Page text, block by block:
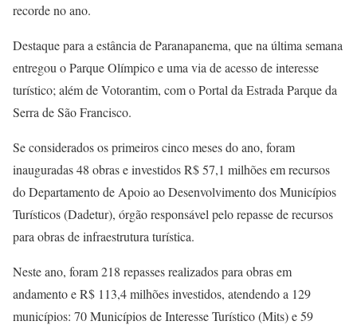
recorde no ano.
Destaque para a estância de Paranapanema, que na última semana
entregou o Parque Olímpico e uma via de acesso de interesse
turístico; além de Votorantim, com o Portal da Estrada Parque da
Serra de São Francisco.
Se considerados os primeiros cinco meses do ano, foram
inauguradas 48 obras e investidos R$ 57,1 milhões em recursos
do Departamento de Apoio ao Desenvolvimento dos Municípios
Turísticos (Dadetur), órgão responsável pelo repasse de recursos
para obras de infraestrutura turística.
Neste ano, foram 218 repasses realizados para obras em
andamento e R$ 113,4 milhões investidos, atendendo a 129
municípios: 70 Municípios de Interesse Turístico (Mits) e 59